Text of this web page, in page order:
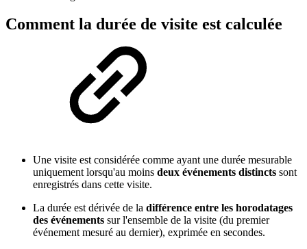
Comment la durée de visite est calculée
Une visite est considérée comme ayant une durée mesurable
uniquement lorsqu'au moins deux événements distincts sont
enregistrés dans cette visite.
La durée est dérivée de la différence entre les horodatages
des événements sur l'ensemble de la visite (du premier
événement mesuré au dernier), exprimée en secondes.